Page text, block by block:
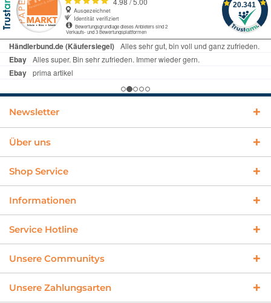
Newsletter
Über uns
Shop Service
Informationen
Service Hotline
Unsere Communitys
Unsere Zahlungsarten